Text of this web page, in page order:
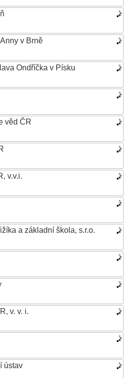
v Brně
Ondříčka v Písku
věd ČR
v.v.i.
a základní škola, s.r.o.
v. v. i.
ústav